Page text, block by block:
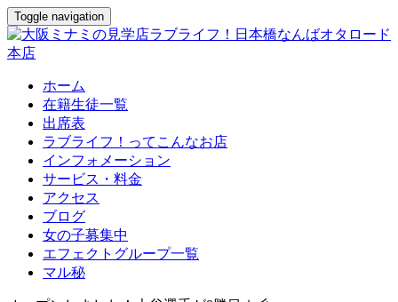
Toggle navigation
ホーム
在籍生徒一覧
出席表
ラブライフ！ってこんなお店
インフォメーション
サービス・料金
アクセス
ブログ
女の子募集中
エフェクトグループ一覧
マル秘